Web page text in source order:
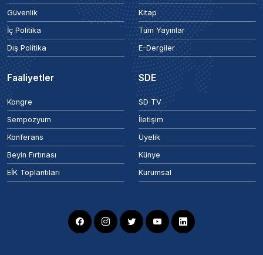
Güvenlik
İç Politika
Dış Politika
Kitap
Tüm Yayınlar
E-Dergiler
Faaliyetler
Kongre
Sempozyum
Konferans
Beyin Fırtınası
EİK Toplantıları
SDE
SD TV
İletişim
Üyelik
Künye
Kurumsal